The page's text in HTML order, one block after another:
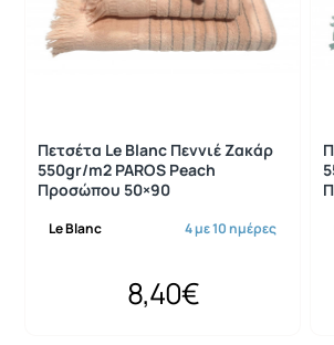
Le Blanc 4 με 10 ημέρες
Πετσέτα Le Blanc Πεννιέ Ζακάρ
550gr/m2 PAROS Peach
Προσώπου 50×90
8,40€